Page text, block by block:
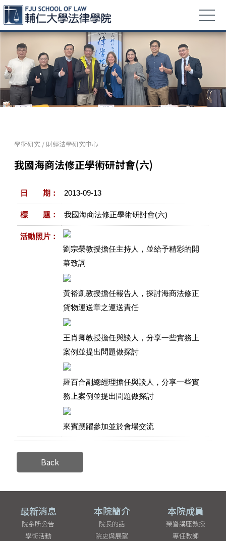
學術研究 / 財經法學研究中心
我國海商法修正學術研討會(六)
日 期： 2013-09-13
標 題： 我國海商法修正學術研討會(六)
活動照片：
劉宗榮教授擔任主持人，並給予精彩的開
幕致詞
黃裕凱教授擔任報告人，探討海商法修正
貨物運送章之運送責任
王肖卿教授擔任與談人，分享一些實務上
案例並提出問題做探討
羅百合副總經理擔任與談人，分享一些實
務上案例並提出問題做探討
來賓踴躍參加並於會場交流
Back
最新消息
院系所公告
學術活動
本院簡介
院長的話
院史與展望
本院成員
榮譽講座教授
專任教師